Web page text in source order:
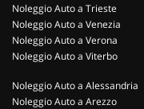
Noleggio Auto a Trieste
Noleggio Auto a Venezia
Noleggio Auto a Verona
Noleggio Auto a Viterbo
Noleggio Auto a Alessandria
Noleggio Auto a Arezzo